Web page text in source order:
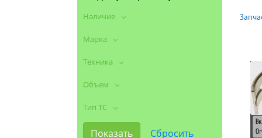
Наличие
Марка
Техника
Объем
Тип ТС